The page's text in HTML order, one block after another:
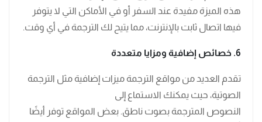
هذه الميزة مفيدة عند السفر أو في الأماكن التي لا يتوفر
فيها اتصال ثابت بالإنترنت، مما يتيح لك الترجمة في أي وقت.
6. خصائص إضافية ومزايا متعددة
تقدم العديد من مواقع الترجمة ميزات إضافية مثل الترجمة
الصوتية، حيث يمكنك الاستماع إلى
النصوص المترجمة بصوت ناطق. بعض المواقع توفر أيضًا